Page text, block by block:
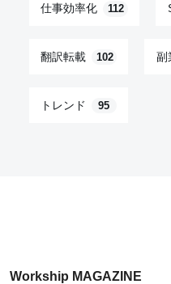
仕事効率化 112
翻訳転載 102 副
トレンド 95
Workship MAGAZINE